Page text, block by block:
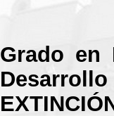
Grado en